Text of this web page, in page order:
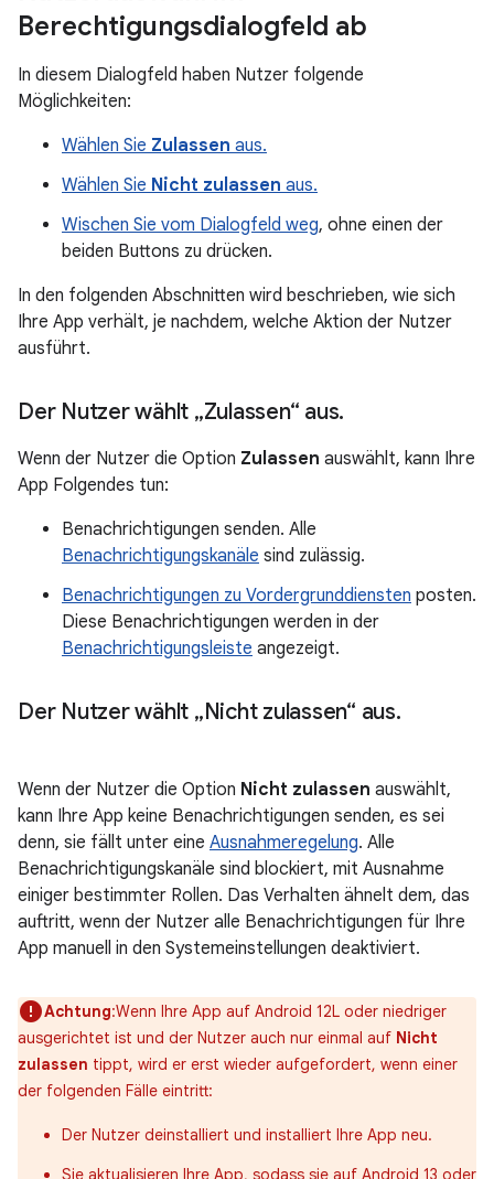
Berechtigungsdialogfeld ab
In diesem Dialogfeld haben Nutzer folgende
Möglichkeiten:
Wählen Sie Zulassen aus.
Wählen Sie Nicht zulassen aus.
Wischen Sie vom Dialogfeld weg, ohne einen der
beiden Buttons zu drücken.
In den folgenden Abschnitten wird beschrieben, wie sich
Ihre App verhält, je nachdem, welche Aktion der Nutzer
ausführt.
Der Nutzer wählt „Zulassen“ aus.
Wenn der Nutzer die Option Zulassen auswählt, kann Ihre
App Folgendes tun:
Benachrichtigungen senden. Alle
Benachrichtigungskanäle sind zulässig.
Benachrichtigungen zu Vordergrunddiensten posten.
Diese Benachrichtigungen werden in der
Benachrichtigungsleiste angezeigt.
Der Nutzer wählt „Nicht zulassen“ aus.
Wenn der Nutzer die Option Nicht zulassen auswählt,
kann Ihre App keine Benachrichtigungen senden, es sei
denn, sie fällt unter eine Ausnahmeregelung. Alle
Benachrichtigungskanäle sind blockiert, mit Ausnahme
einiger bestimmter Rollen. Das Verhalten ähnelt dem, das
auftritt, wenn der Nutzer alle Benachrichtigungen für Ihre
App manuell in den Systemeinstellungen deaktiviert.
Achtung:Wenn Ihre App auf Android 12L oder niedriger
ausgerichtet ist und der Nutzer auch nur einmal auf Nicht
zulassen tippt, wird er erst wieder aufgefordert, wenn einer
der folgenden Fälle eintritt:
Der Nutzer deinstalliert und installiert Ihre App neu.
Sie aktualisieren Ihre App, sodass sie auf Android 13 oder